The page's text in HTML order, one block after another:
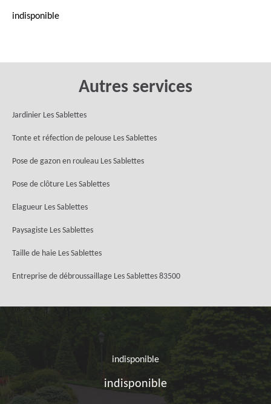
indisponible
Autres services
Jardinier Les Sablettes
Tonte et réfection de pelouse Les Sablettes
Pose de gazon en rouleau Les Sablettes
Pose de clôture Les Sablettes
Elagueur Les Sablettes
Paysagiste Les Sablettes
Taille de haie Les Sablettes
Entreprise de débroussaillage Les Sablettes 83500
indisponible
indisponible